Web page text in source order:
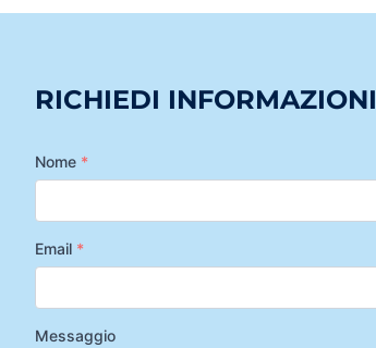
RICHIEDI INFORMAZIONI
Nome *
Email *
Messaggio